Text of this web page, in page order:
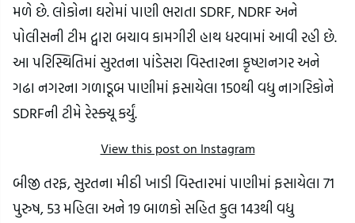
મળે છે. લોકોના ઘરોમાં પાણી ભરાતા SDRF, NDRF અને
પોલીસની ટીમ દ્વારા બચાવ કામગીરી હાથ ધરવામાં આવી રહી છે.
આ પરિસ્થિતિમાં સુરતના પાંડેસરા વિસ્તારના કૃષ્ણનગર અને
ગઢા નગરના ગળાડૂબ પાણીમાં ફસાયેલા 150થી વધુ નાગરિકોને
SDRFની ટીમે રેસ્ક્યૂ કર્યું.
View this post on Instagram
બીજી તરફ, સુરતના મીઠી ખાડી વિસ્તારમાં પાણીમાં ફસાયેલા 71
પુરુષ, 53 મહિલા અને 19 બાળકો સહિત કુલ 143થી વધુ